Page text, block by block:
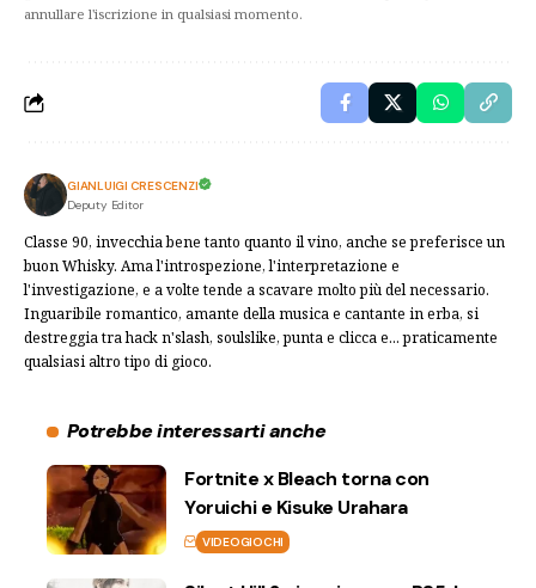
annullare l'iscrizione in qualsiasi momento.
GIANLUIGI CRESCENZI
Deputy Editor
Classe 90, invecchia bene tanto quanto il vino, anche se preferisce un
buon Whisky. Ama l'introspezione, l'interpretazione e
l'investigazione, e a volte tende a scavare molto più del necessario.
Inguaribile romantico, amante della musica e cantante in erba, si
destreggia tra hack n'slash, soulslike, punta e clicca e... praticamente
qualsiasi altro tipo di gioco.
Potrebbe interessarti anche
Fortnite x Bleach torna con
Yoruichi e Kisuke Urahara
VIDEOGIOCHI